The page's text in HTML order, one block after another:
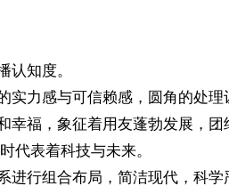
认知度。
力感与可信赖感，圆角的处理
福，象征着用友蓬勃发展，
代表着科技与未来。
行组合布局，简洁现代，科学